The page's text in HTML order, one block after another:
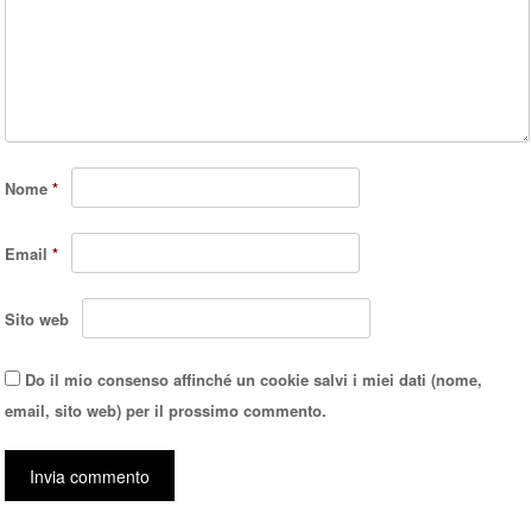
Nome*
Email*
Sito web
Do il mio consenso affinché un cookie salvi i miei dati (nome,
email, sito web) per il prossimo commento.